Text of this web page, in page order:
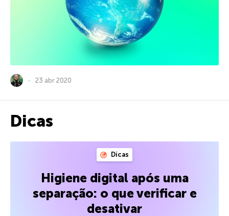
23 abr 2020
Dicas
Dicas
Higiene digital após uma
separação: o que verificar e
desativar